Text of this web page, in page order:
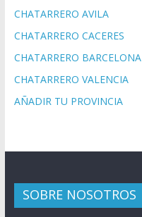
CHATARRERO AVILA
CHATARRERO CACERES
CHATARRERO BARCELONA
CHATARRERO VALENCIA
AÑADIR TU PROVINCIA
SOBRE NOSOTROS